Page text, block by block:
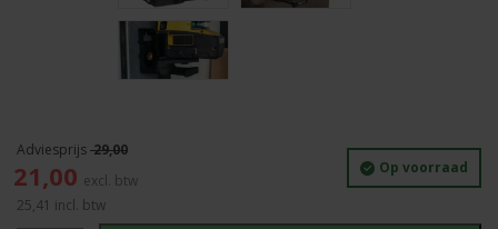
Op voorraad
25,41 incl. btw
29,00
Oorspronkelijke
prijs
was:
21,00